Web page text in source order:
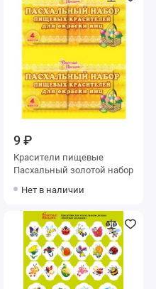
9 ₽
Красители пищевые
Пасхальный золотой набор
Нет в наличии